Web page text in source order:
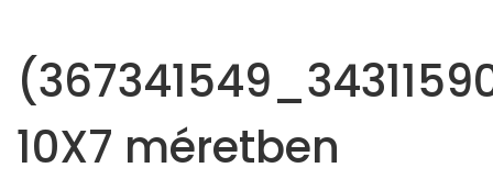
10X7 méretben